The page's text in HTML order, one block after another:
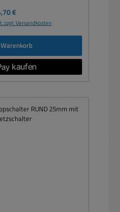
Preis:
€
zzgl. Versandkosten